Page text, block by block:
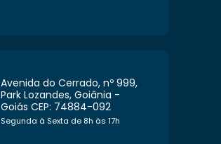
Avenida do Cerrado, nº 999,
Park Lozandes, Goiânia -
Goiás CEP: 74884-092
Segunda à Sexta de 8h às 17h